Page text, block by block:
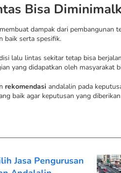
Bisa
dampak dari pembangunan
baik serta spesifik.
lalu lintas sekitar tetap bisa
yang didapatkan oleh masyarakat
rekomendasi andalalin pada
baik agar keputusan yang
Jasa Pengurusan